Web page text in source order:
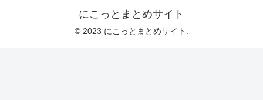
にこっとまとめサイト
© 2023 にこっとまとめサイト.